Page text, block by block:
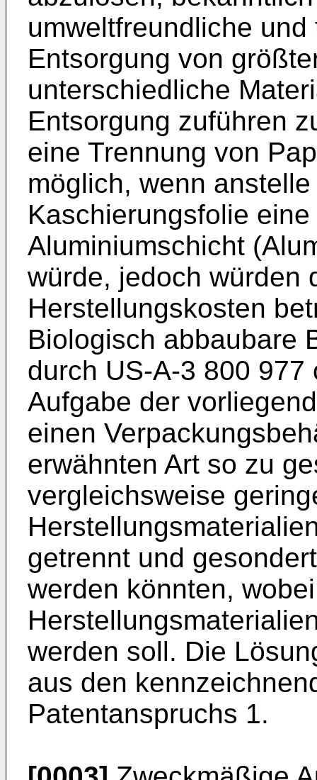
umweltfreundliche
Entsorgung von
unterschiedliche
Entsorgung zuführen
eine Trennung von
möglich, wenn
Kaschierungsfolie
Aluminiumschicht
würde, jedoch würden
Herstellungskosten
Biologisch abbaubare
durch US-A-3 800 977
Aufgabe der
einen
erwähnten Art so zu
vergleichsweise
getrennt und
werden könnten,
werden soll. Die
aus den
Patentanspruchs 1.